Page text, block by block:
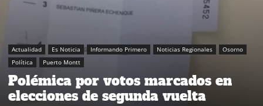
Actualidad Es Noticia Informando Primero Noticias Regionales
Osorno
Política
Puerto Montt
Polémica por votos marcados en
elecciones de segunda vuelta